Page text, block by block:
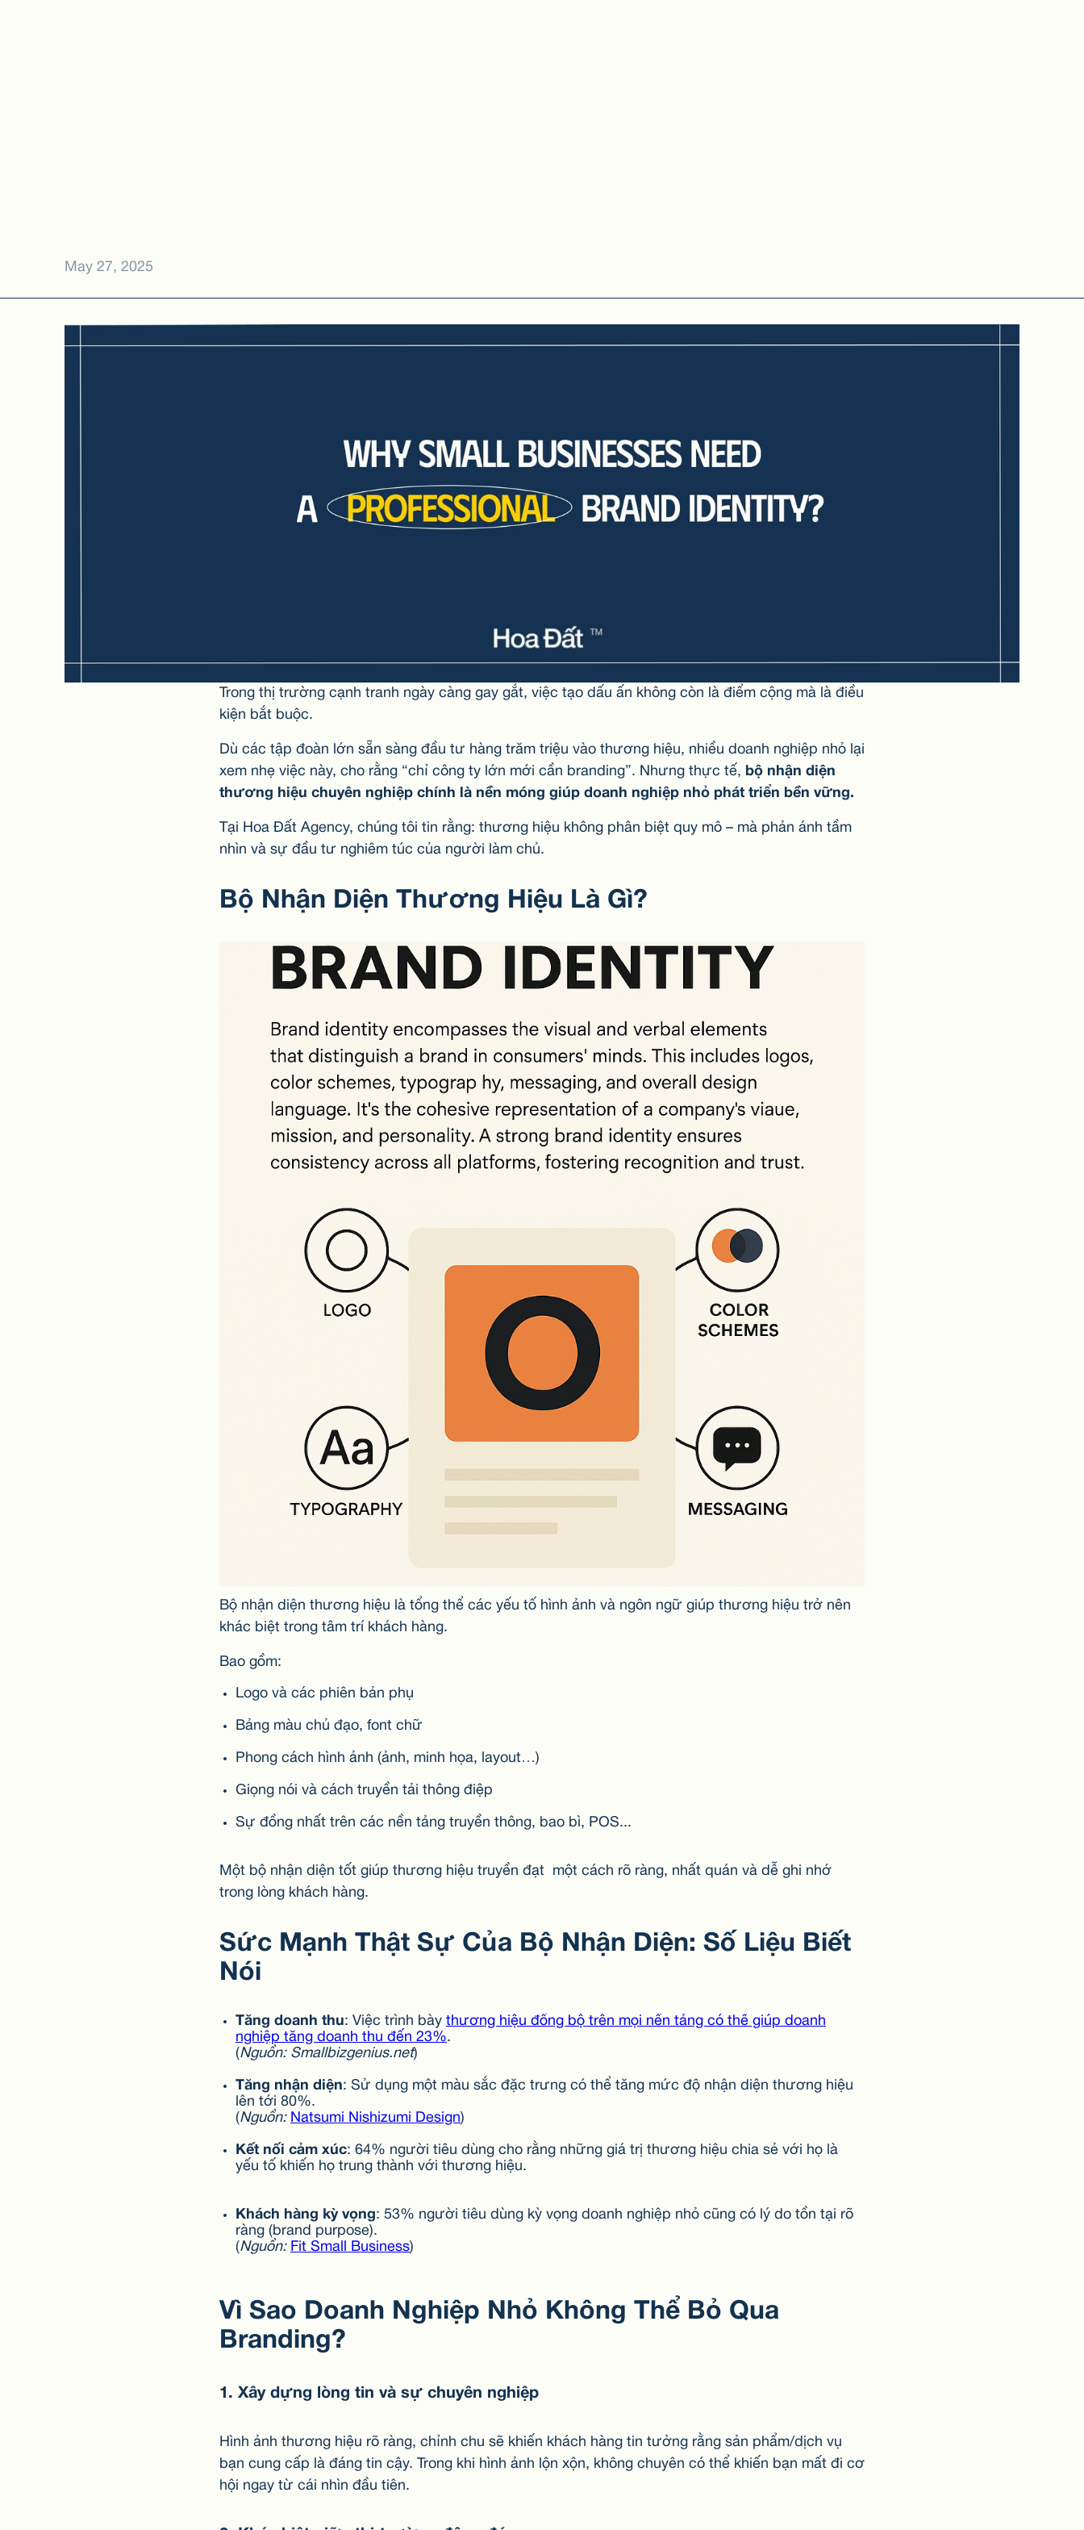
May 27, 2025
Trong thị trường cạnh tranh ngày càng gay gắt, việc tạo dấu ấn không còn là điểm cộng mà là điều
kiện bắt buộc.
Dù các tập đoàn lớn sẵn sàng đầu tư hàng trăm triệu vào thương hiệu, nhiều doanh nghiệp nhỏ lại
xem nhẹ việc này, cho rằng “chỉ công ty lớn mới cần branding”. Nhưng thực tế, bộ nhận diện
thương hiệu chuyên nghiệp chính là nền móng giúp doanh nghiệp nhỏ phát triển bền vững.
Tại Hoa Đất Agency, chúng tôi tin rằng: thương hiệu không phân biệt quy mô – mà phản ánh tầm
nhìn và sự đầu tư nghiêm túc của người làm chủ.
Bộ Nhận Diện Thương Hiệu Là Gì?
Bộ nhận diện thương hiệu là tổng thể các yếu tố hình ảnh và ngôn ngữ giúp thương hiệu trở nên
khác biệt trong tâm trí khách hàng.
Bao gồm:
Logo và các phiên bản phụ
Bảng màu chủ đạo, font chữ
Phong cách hình ảnh (ảnh, minh họa, layout…)
Giọng nói và cách truyền tải thông điệp
Sự đồng nhất trên các nền tảng truyền thông, bao bì, POS...
Một bộ nhận diện tốt giúp thương hiệu truyền đạt một cách rõ ràng, nhất quán và dễ ghi nhớ
trong lòng khách hàng.
Sức Mạnh Thật Sự Của Bộ Nhận Diện: Số Liệu Biết
Nói
Tăng doanh thu: Việc trình bày thương hiệu đồng bộ trên mọi nền tảng có thể giúp doanh
nghiệp tăng doanh thu đến 23%.
(Nguồn: Smallbizgenius.net)
Tăng nhận diện: Sử dụng một màu sắc đặc trưng có thể tăng mức độ nhận diện thương hiệu
lên tới 80%.
(Nguồn: Natsumi Nishizumi Design)
Kết nối cảm xúc: 64% người tiêu dùng cho rằng những giá trị thương hiệu chia sẻ với họ là
yếu tố khiến họ trung thành với thương hiệu.
Khách hàng kỳ vọng: 53% người tiêu dùng kỳ vọng doanh nghiệp nhỏ cũng có lý do tồn tại rõ
ràng (brand purpose).
(Nguồn: Fit Small Business)
Vì Sao Doanh Nghiệp Nhỏ Không Thể Bỏ Qua
Branding?
1. Xây dựng lòng tin và sự chuyên nghiệp
Hình ảnh thương hiệu rõ ràng, chỉnh chu sẽ khiến khách hàng tin tưởng rằng sản phẩm/dịch vụ
bạn cung cấp là đáng tin cậy. Trong khi hình ảnh lộn xộn, không chuyên có thể khiến bạn mất đi cơ
hội ngay từ cái nhìn đầu tiên.